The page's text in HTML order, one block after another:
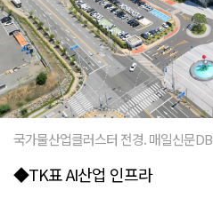
국가물산업클러스터 전경. 매일신문DB
◆TK표 AI산업 인프라